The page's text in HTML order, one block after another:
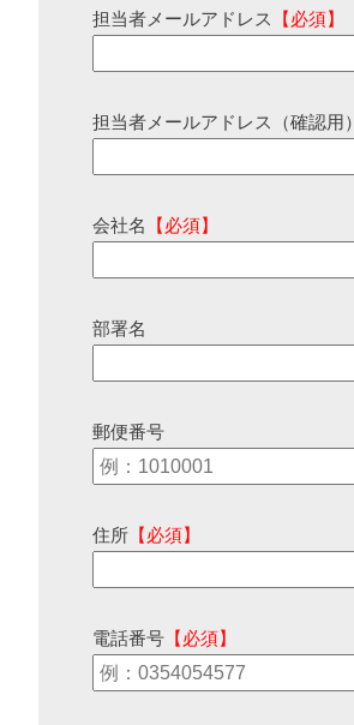
担当者メールアドレス 【必須】
担当者メールアドレス（確認用）
会社名 【必須】
部署名
郵便番号
住所 【必須】
電話番号 【必須】